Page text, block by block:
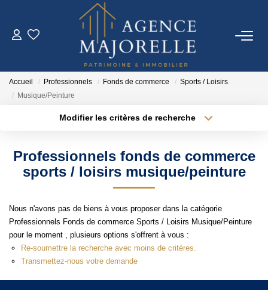
ACHETER
FAIRE GÉRER
IMMO NEUF
NOTRE AGENCE
Accueil Professionnels Fonds de commerce
Sports / Loisirs
Musique/Peinture
Modifier les critères de recherche
Sélectionnez...
Type de bien
Surface min
Créer une alerte
Professionnels fonds de commerce
sports / loisirs musique/peinture
Nous n'avons pas de biens à vous proposer dans la catégorie
Professionnels Fonds de commerce Sports / Loisirs Musique/Peinture
pour le moment , plusieurs options s'offrent à vous :
Re-soumettre la recherche avec moins de critères.
Transmettez-nous votre demande